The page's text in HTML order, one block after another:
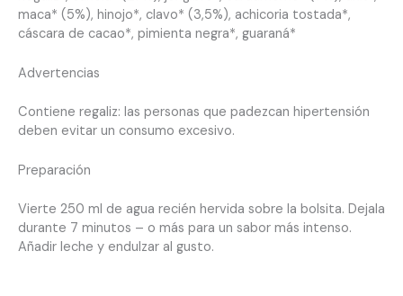
maca* (5%), hinojo*, clavo* (3,5%), achicoria tostada*,
cáscara de cacao*, pimienta negra*, guaraná*
Advertencias
Contiene regaliz: las personas que padezcan hipertensión
deben evitar un consumo excesivo.
Preparación
Vierte 250 ml de agua recién hervida sobre la bolsita. Dejala
durante 7 minutos – o más para un sabor más intenso.
Añadir leche y endulzar al gusto.